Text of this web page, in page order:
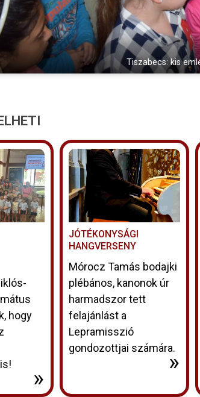
Tiszabecs: kis
hogy
»
JÓTÉKONYSÁGI
HANGVERSENY
Mórocz Tamás bodajki
plébános, kanonok úr
harmadszor tett
felajánlást a
Lepramisszió
gondozottjai számára.
»